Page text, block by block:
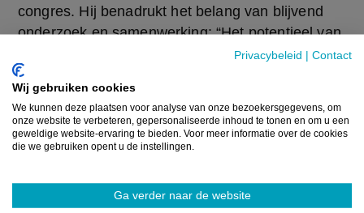
Privacybeleid | Contact
Wij gebruiken cookies
We kunnen deze plaatsen voor analyse van onze bezoekersgegevens, om
onze website te verbeteren, gepersonaliseerde inhoud te tonen en om u een
geweldige website-ervaring te bieden. Voor meer informatie over de cookies
die we gebruiken opent u de instellingen.
Ga verder naar de website
congres. Hij benadrukt het belang van blijvend
onderzoek en samenwerking: “Het potentieel van
de perensector in Vlaanderen blijft groot. Onze
klimaatomstandigheden zijn ideaal, en de
promotie van groenten en fruit wordt steeds
sterker. Dat biedt kansen.”